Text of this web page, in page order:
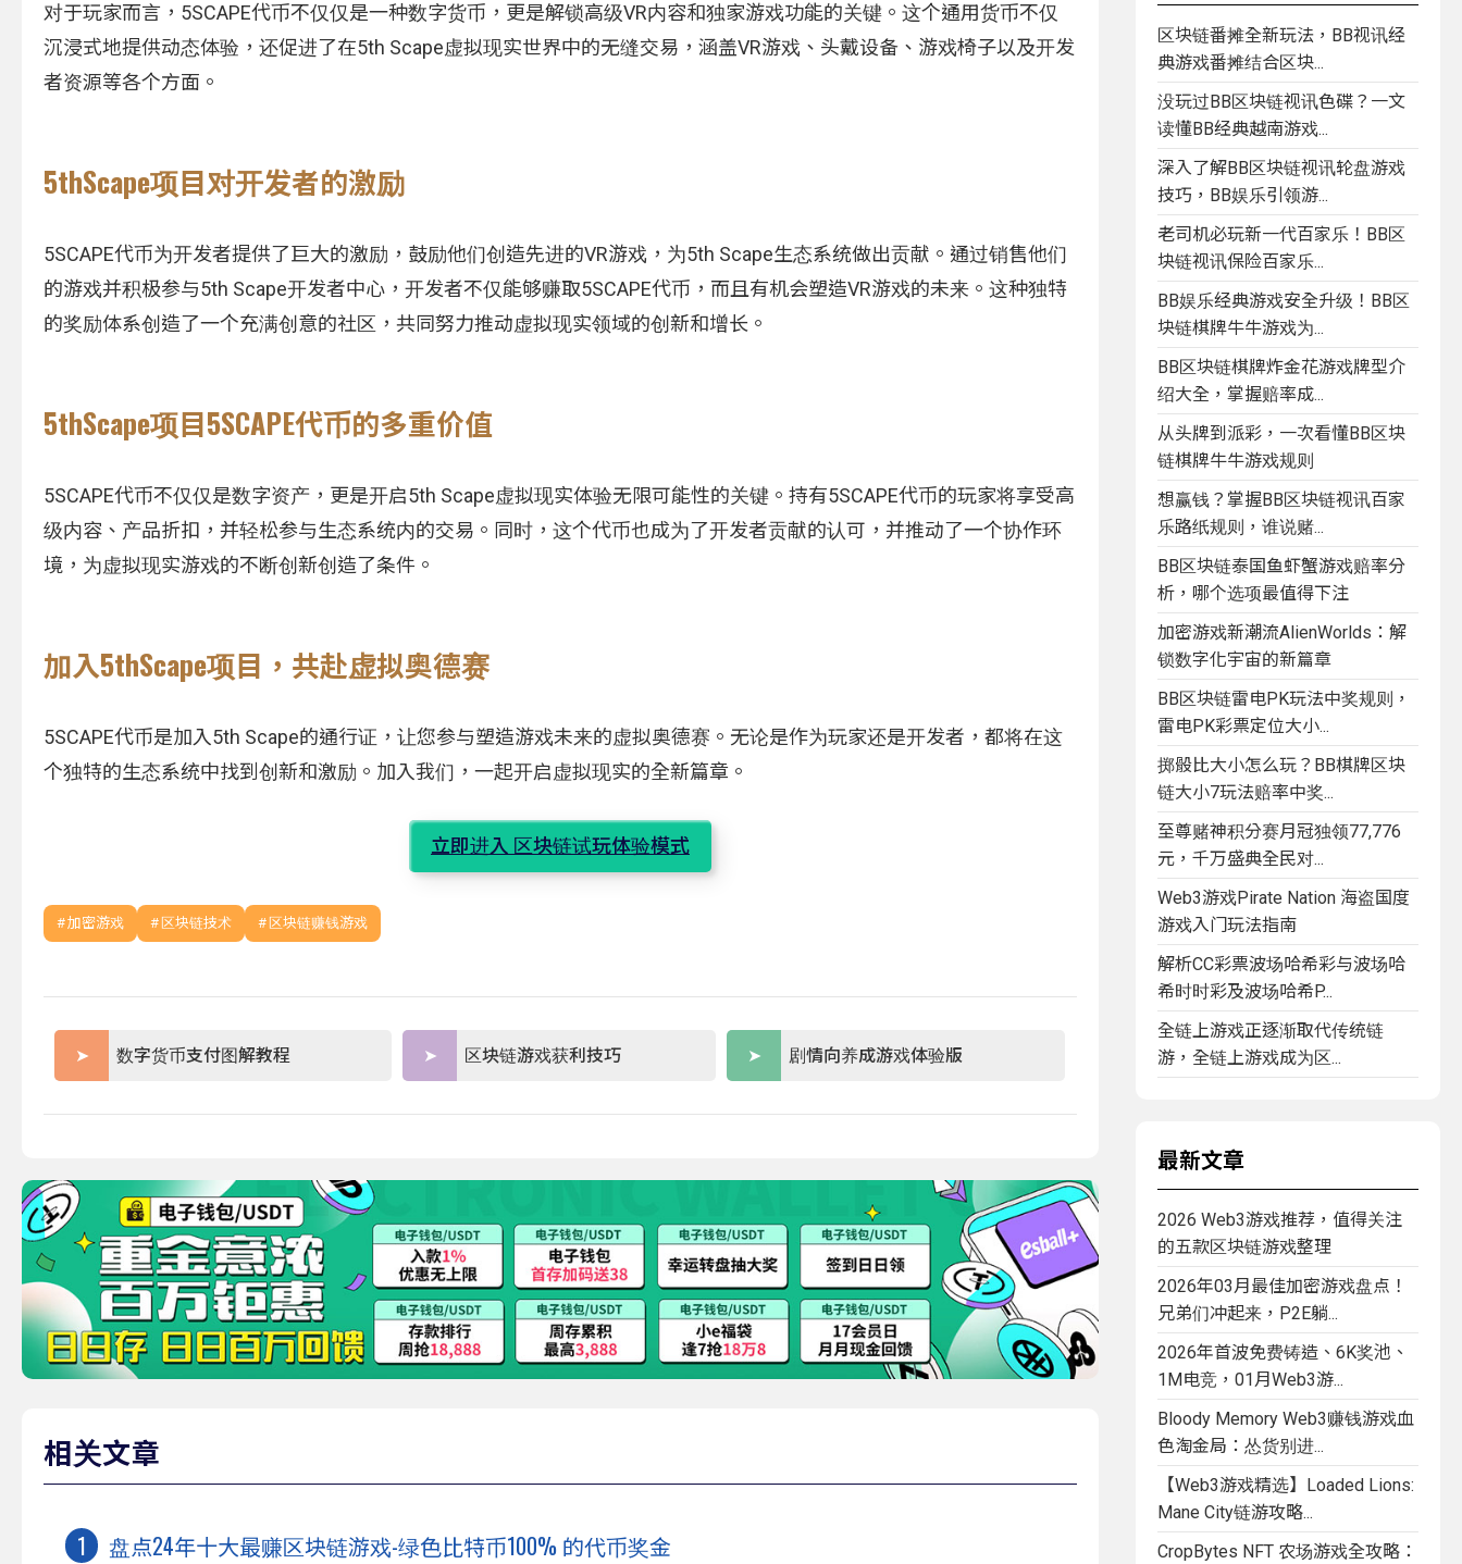
对于玩家而言，5SCAPE代币不仅仅是一种数字货币，更是解锁高级VR内容和独家游戏功能的关键。这个通用货币不仅
沉浸式地提供动态体验，还促进了在5th Scape虚拟现实世界中的无缝交易，涵盖VR游戏、头戴设备、游戏椅子以及开发
者资源等各个方面。
5thScape项目对开发者的激励
5SCAPE代币为开发者提供了巨大的激励，鼓励他们创造先进的VR游戏，为5th Scape生态系统做出贡献。通过销售他们
的游戏并积极参与5th Scape开发者中心，开发者不仅能够赚取5SCAPE代币，而且有机会塑造VR游戏的未来。这种独特
的奖励体系创造了一个充满创意的社区，共同努力推动虚拟现实领域的创新和增长。
5thScape项目5SCAPE代币的多重价值
5SCAPE代币不仅仅是数字资产，更是开启5th Scape虚拟现实体验无限可能性的关键。持有5SCAPE代币的玩家将享受高
级内容、产品折扣，并轻松参与生态系统内的交易。同时，这个代币也成为了开发者贡献的认可，并推动了一个协作环
境，为虚拟现实游戏的不断创新创造了条件。
加入5thScape项目，共赴虚拟奥德赛
5SCAPE代币是加入5th Scape的通行证，让您参与塑造游戏未来的虚拟奥德赛。无论是作为玩家还是开发者，都将在这
个独特的生态系统中找到创新和激励。加入我们，一起开启虚拟现实的全新篇章。
立即进入 区块链试玩体验模式
加密游戏 区块链技术 区块链赚钱游戏
数字货币支付图解教程 区块链游戏获利技巧 剧情向养成游戏体验版
相关文章
盘点24年十大最赚区块链游戏-绿色比特币100% 的代币奖金
区块链番摊全新玩法，BB视讯经
典游戏番摊结合区块...
没玩过BB区块链视讯色碟？一文
读懂BB经典越南游戏...
深入了解BB区块链视讯轮盘游戏
技巧，BB娱乐引领游...
老司机必玩新一代百家乐！BB区
块链视讯保险百家乐...
BB娱乐经典游戏安全升级！BB区
块链棋牌牛牛游戏为...
BB区块链棋牌炸金花游戏牌型介
绍大全，掌握赔率成...
从头牌到派彩，一次看懂BB区块
链棋牌牛牛游戏规则
想赢钱？掌握BB区块链视讯百家
乐路纸规则，谁说赌...
BB区块链泰国鱼虾蟹游戏赔率分
析，哪个选项最值得下注
加密游戏新潮流AlienWorlds：解
锁数字化宇宙的新篇章
BB区块链雷电PK玩法中奖规则，
雷电PK彩票定位大小...
掷骰比大小怎么玩？BB棋牌区块
链大小7玩法赔率中奖...
至尊赌神积分赛月冠独领77,776
元，千万盛典全民对...
Web3游戏Pirate Nation 海盗国度
游戏入门玩法指南
解析CC彩票波场哈希彩与波场哈
希时时彩及波场哈希P...
全链上游戏正逐渐取代传统链
游，全链上游戏成为区...
最新文章
2026 Web3游戏推荐，值得关注
的五款区块链游戏整理
2026年03月最佳加密游戏盘点！
兄弟们冲起来，P2E躺...
2026年首波免费铸造、6K奖池、
1M电竞，01月Web3游...
Bloody Memory Web3赚钱游戏血
色淘金局：怂货别进...
【Web3游戏精选】Loaded Lions:
Mane City链游攻略...
CropBytes NFT 农场游戏全攻略：